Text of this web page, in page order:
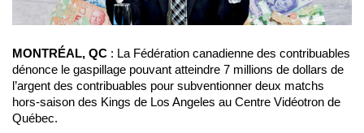
MONTRÉAL, QC : La Fédération canadienne des contribuables
dénonce le gaspillage pouvant atteindre 7 millions de dollars de
l’argent des contribuables pour subventionner deux matchs
hors-saison des Kings de Los Angeles au Centre Vidéotron de
Québec.